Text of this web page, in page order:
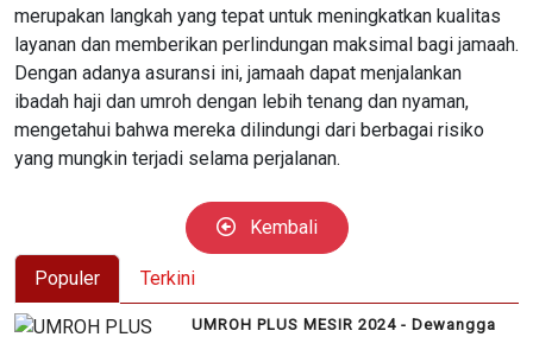
merupakan langkah yang tepat untuk meningkatkan kualitas
layanan dan memberikan perlindungan maksimal bagi jamaah.
Dengan adanya asuransi ini, jamaah dapat menjalankan
ibadah haji dan umroh dengan lebih tenang dan nyaman,
mengetahui bahwa mereka dilindungi dari berbagai risiko
yang mungkin terjadi selama perjalanan.
Kembali
Populer Terkini
UMROH PLUS MESIR 2024 - Dewangga